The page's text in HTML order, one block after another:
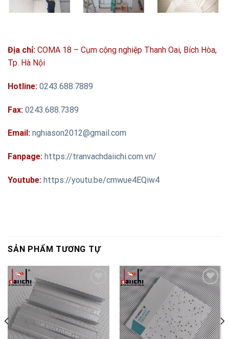
Địa chỉ: COMA 18 – Cụm cộng nghiệp Thanh Oai, Bích Hòa,
Tp. Hà Nội
Hotline: 0243.688.7889
Fax: 0243.688.7389
Email: nghiason2012@gmail.com
Fanpage: https://tranvachdaiichi.com.vn/
Youtube: https://youtu.be/cmwue4EQiw4
SẢN PHẨM TƯƠNG TỰ
Add to
wishlist
Add to
wishlist